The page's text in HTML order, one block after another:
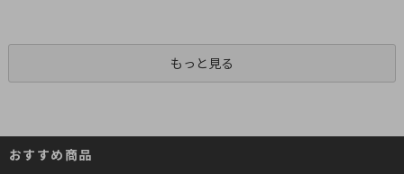
もっと見る
おすすめ商品